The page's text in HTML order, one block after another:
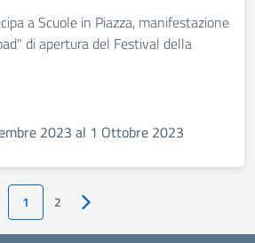
a Scuole in Piazza, manifestazione
di apertura del Festival della
2023 al 1 Ottobre 2023
1 2 Pagina successiva